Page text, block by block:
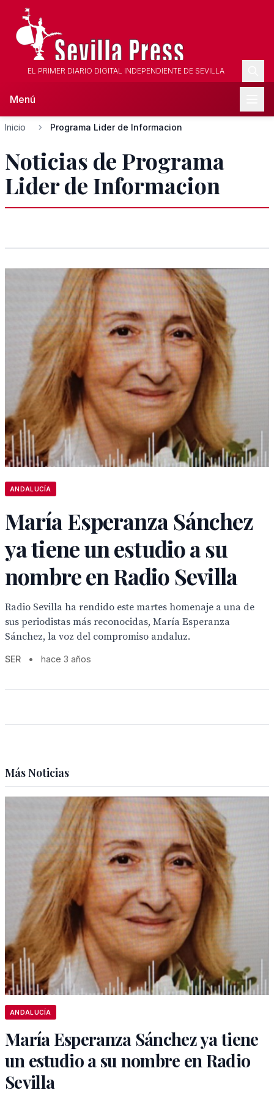
EL PRIMER DIARIO DIGITAL INDEPENDIENTE DE SEVILLA
Menú
Inicio Programa Lider de Informacion
Noticias de Programa
Lider de Informacion
ANDALUCÍA
María Esperanza Sánchez
ya tiene un estudio a su
nombre en Radio Sevilla
Radio Sevilla ha rendido este martes homenaje a una de
sus periodistas más reconocidas, María Esperanza
Sánchez, la voz del compromiso andaluz.
SER • hace 3 años
Más Noticias
ANDALUCÍA
María Esperanza Sánchez ya tiene
un estudio a su nombre en Radio
Sevilla